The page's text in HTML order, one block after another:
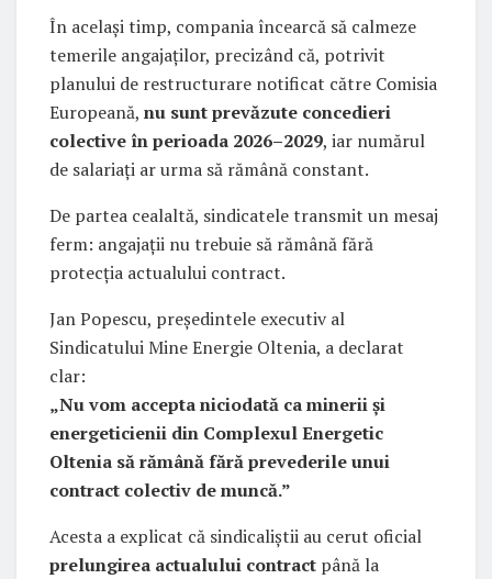
În același timp, compania încearcă să calmeze
temerile angajaților, precizând că, potrivit
planului de restructurare notificat către Comisia
Europeană, nu sunt prevăzute concedieri
colective în perioada 2026–2029, iar numărul
de salariați ar urma să rămână constant.
De partea cealaltă, sindicatele transmit un mesaj
ferm: angajații nu trebuie să rămână fără
protecția actualului contract.
Jan Popescu, președintele executiv al
Sindicatului Mine Energie Oltenia, a declarat
clar:
„Nu vom accepta niciodată ca minerii și
energeticienii din Complexul Energetic
Oltenia să rămână fără prevederile unui
contract colectiv de muncă.”
Acesta a explicat că sindicaliștii au cerut oficial
prelungirea actualului contract până la